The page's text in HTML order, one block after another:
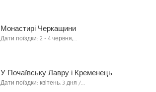
Монастирі Черкащини
Дати поїздки: 2 - 4 червня,…
У Почаївську Лавру і Кременець
Дати поїздки: квітень, 3 дня /…